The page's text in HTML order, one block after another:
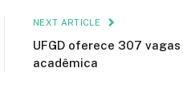
NEXT ARTICLE
UFGD oferece 307
acadêmica